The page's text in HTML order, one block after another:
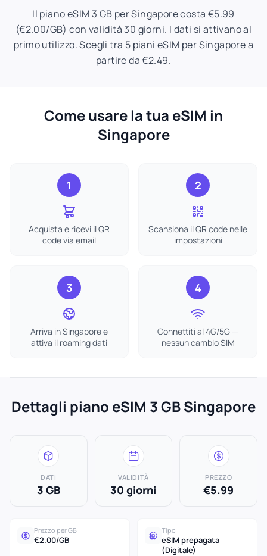
Il piano eSIM 3 GB per Singapore costa €5.99
(€2.00/GB) con validità 30 giorni. I dati si attivano al
primo utilizzo. Scegli tra 5 piani eSIM per Singapore a
partire da €2.49.
Come usare la tua eSIM in
Singapore
1
Acquista e ricevi il QR
code via email
2
Scansiona il QR code nelle
impostazioni
3
Arriva in Singapore e
attiva il roaming dati
4
Connettiti al 4G/5G —
nessun cambio SIM
Dettagli piano eSIM 3 GB Singapore
DATI
3 GB
VALIDITÀ
30 giorni
PREZZO
€5.99
Prezzo per GB
€2.00/GB
Tipo
eSIM prepagata
(Digitale)